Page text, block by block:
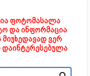
ფოტომასალა
და ინფორმაცია
ვერ
დაინტერესებულა